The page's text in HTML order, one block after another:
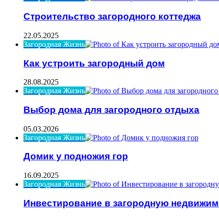
Строительство загородного коттеджа
22.05.2025
Загородная Жизнь
Как устроить загородный дом
28.08.2025
Загородная Жизнь
Выбор дома для загородного отдыха
05.03.2026
Загородная Жизнь
Домик у подножия гор
16.09.2025
Загородная Жизнь
Инвестирование в загородную